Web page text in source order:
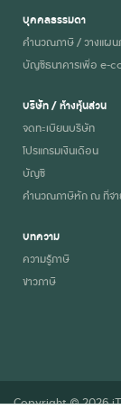
บุคคลธรรมดา
คำนวณภาษี / วางแผน
บัญชีธนาคารเพื่อ e-
บริษัท / ห้างหุ้นส่วน
จดทะเบียนบริษัท
โปรแกรมเงินเดือน
บัญชี
คำนวณภาษีหัก ณ ที่จ่
บทความ
ความรู้ภาษี
ข่าวภาษี
Copyright © 2026